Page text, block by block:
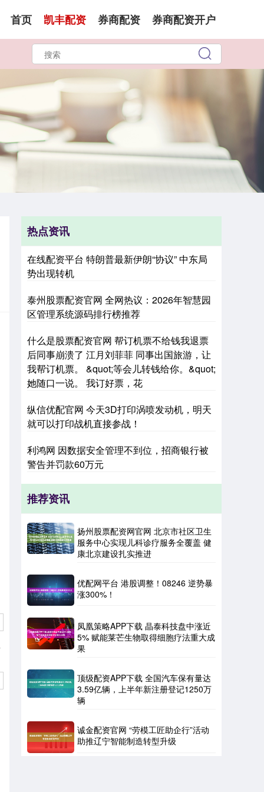
首页 凯丰配资 券商配资 券商配资开户
热点资讯
在线配资平台 特朗普最新伊朗“协议” 中东局
势出现转机
泰州股票配资官网 全网热议：2026年智慧园
区管理系统源码排行榜推荐
什么是股票配资官网 帮订机票不给钱我退票
后同事崩溃了 江月刘菲菲 同事出国旅游，让
我帮订机票。 &quot;等会儿转钱给你。&quot;
她随口一说。 我订好票，花
纵信优配官网 今天3D打印涡喷发动机，明天
就可以打印战机直接参战！
利鸿网 因数据安全管理不到位，招商银行被
警告并罚款60万元
推荐资讯
扬州股票配资网官网 北京市社区卫生
服务中心实现儿科诊疗服务全覆盖 健
康北京建设扎实推进
优配网平台 港股调整！08246 逆势暴
涨300%！
凤凰策略APP下载 晶泰科技盘中涨近
5% 赋能莱芒生物取得细胞疗法重大成
果
顶级配资APP下载 全国汽车保有量达
3.59亿辆，上半年新注册登记1250万
辆
诚金配资官网 “劳模工匠助企行”活动
助推辽宁智能制造转型升级